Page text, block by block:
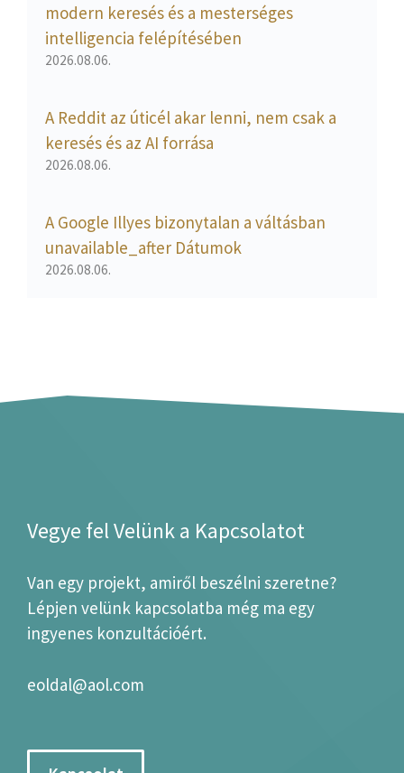
modern keresés és a mesterséges
intelligencia felépítésében
2026.08.06.
A Reddit az úticél akar lenni, nem csak a
keresés és az AI forrása
2026.08.06.
A Google Illyes bizonytalan a váltásban
unavailable_after Dátumok
2026.08.06.
Vegye fel Velünk a Kapcsolatot
Van egy projekt, amiről beszélni szeretne?
Lépjen velünk kapcsolatba még ma egy
ingyenes konzultációért.
eoldal@aol.com